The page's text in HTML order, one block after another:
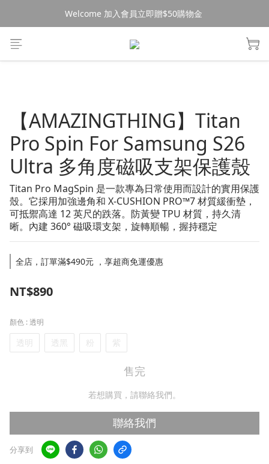
消費$490超商免運🚚
Welcome 加入會員立即贈$50購物金
消費$490超商免運🚚
【AMAZINGTHING】Titan
Pro Spin For Samsung S26
Ultra 多角度磁吸支架保護殼
Titan Pro MagSpin 是一款專為日常使用而設計的實用保護
殼。它採用加強邊角和 X-CUSHION PRO™7 材質緩衝墊，
可抵禦高達 12 英尺的跌落。防黃變 TPU 材質，持久清
晰。內建 360° 磁吸環支架，旋轉順暢，握持穩定
全店，訂單滿$490元 ，享超商免運優惠
NT$890
顏色 : 透明
透明 透黑 粉 紫
售完
若想購買，請聯絡我們。
聯絡我們
分享到